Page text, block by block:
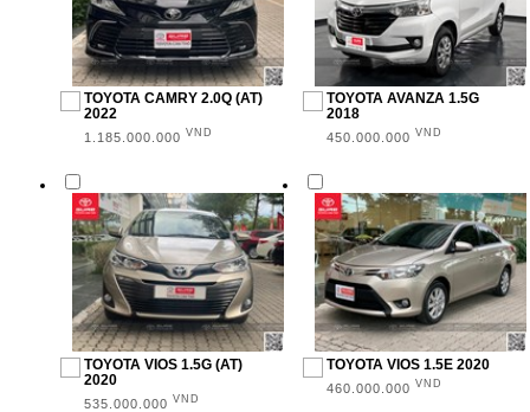
TOYOTA CAMRY 2.0Q (AT)
2022
1.185.000.000 VND
TOYOTA AVANZA 1.5G
2018
450.000.000 VND
TOYOTA VIOS 1.5G (AT)
2020
535.000.000 VND
TOYOTA VIOS 1.5E 2020
460.000.000 VND